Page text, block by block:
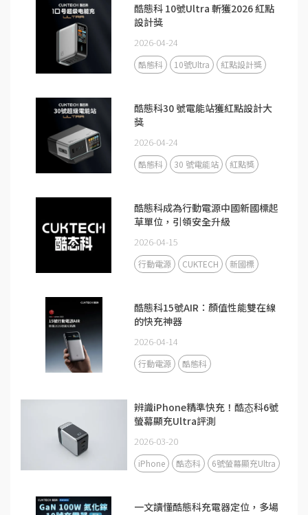
酷態科 10號Ultra 斬獲2026 紅點
設計獎
2026-04-24
酷態科 10號Ultra 紅點設計獎
酷態科30 號電能站獲紅點設計大
獎
2026-04-24
酷態科 30 號電能站 紅點獎
酷態科成為行動電源中國新國標起
草單位，引領安全升級
2026-04-15
行動電源 CUKTECH 新國標
酷態科15號AIR：顏值性能雙在線
的快充神器
2026-04-14
行動電源 酷態科
辨識iPhone精準快充！酷态科6號
螢幕顯充Ultra評測
2026-03-20
iPhone 酷态科 6號螢幕顯充Ultra
一文讀懂酷態科充電器定位，多場